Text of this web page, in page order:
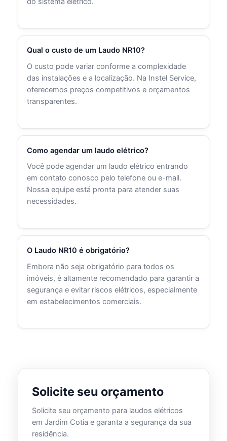
Qual o custo de um Laudo NR10?
O custo pode variar conforme a complexidade
das instalações e a localização. Na Instel Service,
oferecemos preços competitivos e orçamentos
transparentes.
Como agendar um laudo elétrico?
Você pode agendar um laudo elétrico entrando
em contato conosco pelo telefone ou e-mail.
Nossa equipe está pronta para atender suas
necessidades.
O Laudo NR10 é obrigatório?
Embora não seja obrigatório para todos os
imóveis, é altamente recomendado para garantir a
segurança e evitar riscos elétricos, especialmente
em estabelecimentos comerciais.
Solicite seu orçamento
Solicite seu orçamento para laudos elétricos
em Jardim Cotia e garanta a segurança da sua
residência.